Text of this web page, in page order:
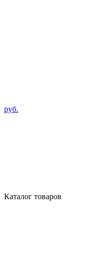
руб.
Каталог товаров